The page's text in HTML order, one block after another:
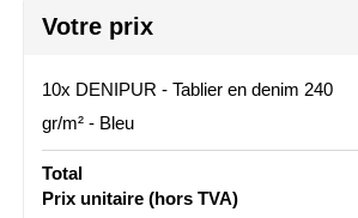
Sophie Muval
Stanley
Stilolinea
STORMaxi
Non imprimé
Pleine couleur
Box (180 mm x 140mm)
Non imprimé
3
4
Votre prix
10x DENIPUR - Tablier en denim 240
gr/m² - Bleu
Total
Prix unitaire (hors TVA)